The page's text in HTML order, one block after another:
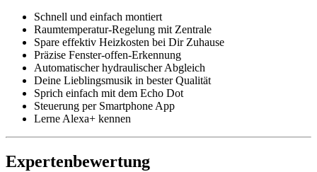
Schnell und einfach montiert
Raumtemperatur-Regelung mit Zentrale
Spare effektiv Heizkosten bei Dir Zuhause
Präzise Fenster-offen-Erkennung
Automatischer hydraulischer Abgleich
Deine Lieblingsmusik in bester Qualität
Sprich einfach mit dem Echo Dot
Steuerung per Smartphone App
Lerne Alexa+ kennen
Expertenbewertung